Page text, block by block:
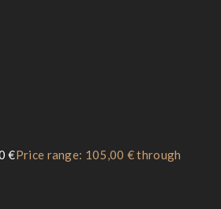
€Price range: 105,00 € through